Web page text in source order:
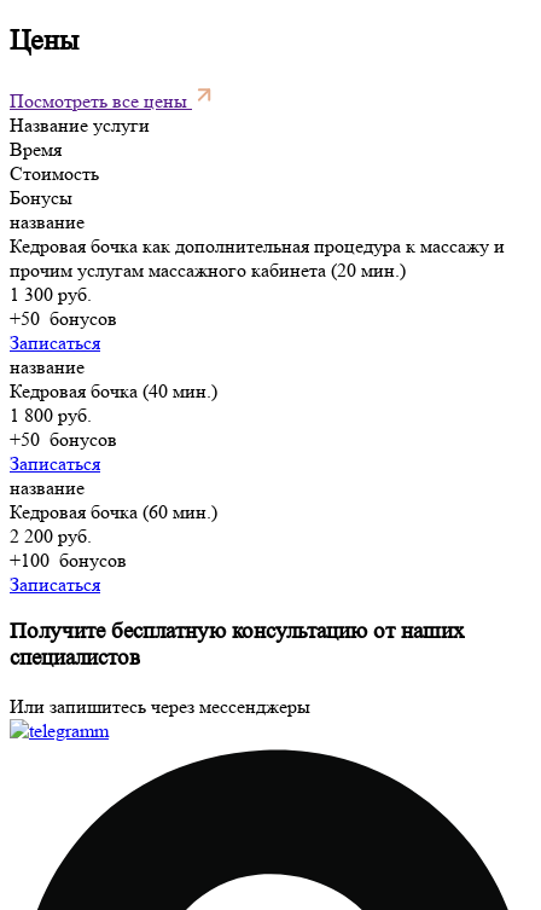
Цены
Посмотреть все цены
Название услуги
Время
Стоимость
Бонусы
название
Кедровая бочка как дополнительная процедура к массажу и
прочим услугам массажного кабинета (20 мин.)
1 300 руб.
+50 бонусов
Записаться
название
Кедровая бочка (40 мин.)
1 800 руб.
+50 бонусов
Записаться
название
Кедровая бочка (60 мин.)
2 200 руб.
+100 бонусов
Записаться
Получите бесплатную консультацию от наших
специалистов
Или запишитесь через мессенджеры